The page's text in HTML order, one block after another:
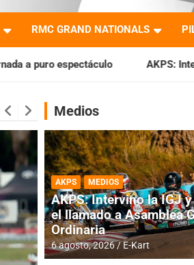
RMC GRAND NATIONALS
AKPS: Intervino la IGJ y oficializó
Medios
AKPS MEDIOS
AKPS: Intervino la IGJ
el llamado a Asamblea
Ordinaria
6 agosto, 2026 E-Kart